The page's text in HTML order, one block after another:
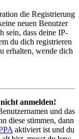
die Registrierung
neuen Benutzer
sein, dass deine IP-
du dich registrieren
erhalten, wende dich
anmelden!
und das
diese stimmen, dann
aktiviert ist und du